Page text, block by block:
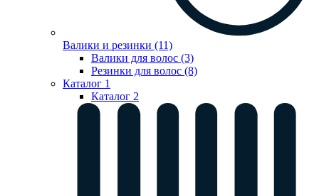
Валики и резинки (11)
Валики для волос (3)
Резинки для волос (8)
Каталог 1
Каталог 2